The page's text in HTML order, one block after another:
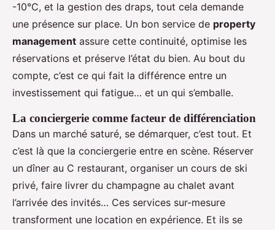
-10°C, et la gestion des draps, tout cela demande
une présence sur place. Un bon service de property
management assure cette continuité, optimise les
réservations et préserve l’état du bien. Au bout du
compte, c’est ce qui fait la différence entre un
investissement qui fatigue… et un qui s’emballe.
La conciergerie comme facteur de différenciation
Dans un marché saturé, se démarquer, c’est tout. Et
c’est là que la conciergerie entre en scène. Réserver
un dîner au C restaurant, organiser un cours de ski
privé, faire livrer du champagne au chalet avant
l’arrivée des invités… Ces services sur-mesure
transforment une location en expérience. Et ils se